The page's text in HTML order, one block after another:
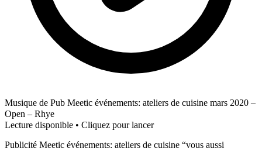
Musique de Pub Meetic événements: ateliers de cuisine mars 2020 –
Open – Rhye
Lecture disponible • Cliquez pour lancer
Publicité Meetic événements: ateliers de cuisine “vous aussi